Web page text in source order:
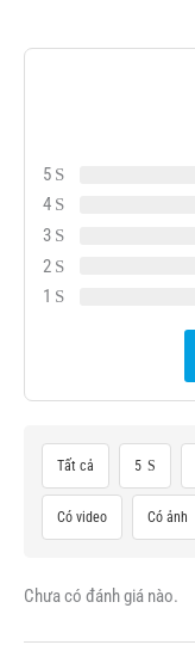
5
4
3
2
1
Tất cả 5
Có video Có ảnh
Chưa có đánh giá nào.